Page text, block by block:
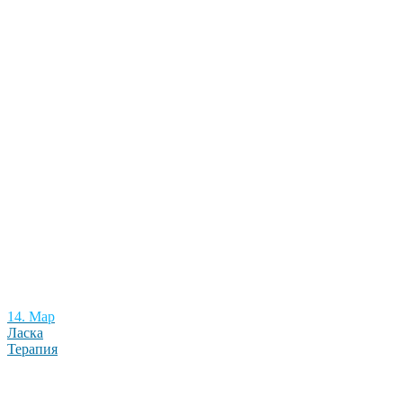
14. Мар
Ласка
Терапия